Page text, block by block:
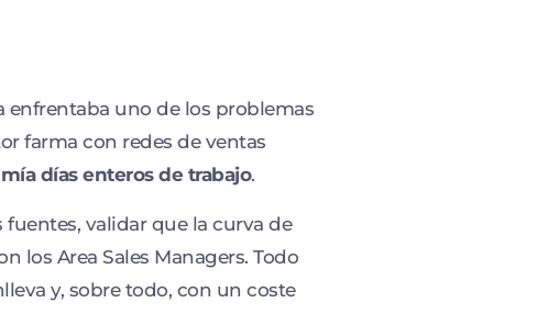
uno de los problemas
farma con redes de ventas
días enteros de trabajo.
validar que la curva de
los Area Sales Managers. Todo
y, sobre todo, con un coste